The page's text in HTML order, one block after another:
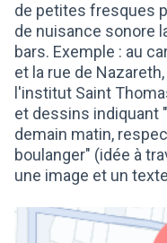
de petites fresques
de nuisance sonore
bars. Exemple : au
et la rue de
l'institut Saint
et dessins indiquant
demain matin,
boulanger" (idée à
une image et un